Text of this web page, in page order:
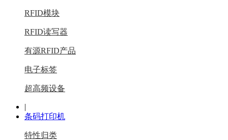
RFID模块
RFID读写器
有源RFID产品
电子标签
超高频设备
|
条码打印机
特性归类